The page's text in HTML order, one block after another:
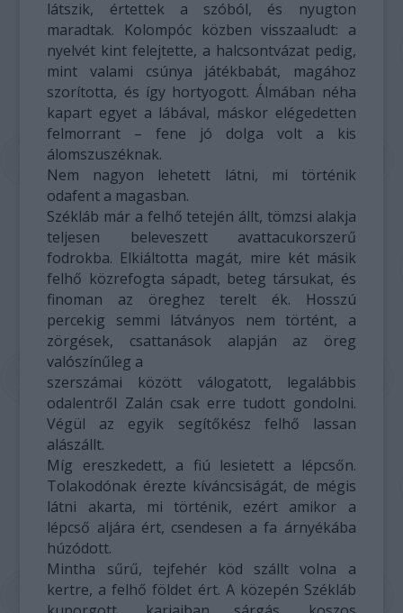
látszik, értettek a szóból, és nyugton
maradtak. Kolompóc közben visszaaludt: a
nyelvét kint felejtette, a halcsontvázat pedig,
mint valami csúnya játékbabát, magához
szorította, és így hortyogott. Álmában néha
kapart egyet a lábával, máskor elégedetten
felmorrant – fene jó dolga volt a kis
álomszuszéknak.
Nem nagyon lehetett látni, mi történik
odafent a magasban.
Székláb már a felhő tetején állt, tömzsi alakja
teljesen beleveszett avattacukorszerű
fodrokba. Elkiáltotta magát, mire két másik
felhő közrefogta sápadt, beteg társukat, és
finoman az öreghez terelt ék. Hosszú
percekig semmi látványos nem történt, a
zörgések, csattanások alapján az öreg
valószínűleg a
szerszámai között válogatott, legalábbis
odalentről Zalán csak erre tudott gondolni.
Végül az egyik segítőkész felhő lassan
alászállt.
Míg ereszkedett, a fiú lesietett a lépcsőn.
Tolakodónak érezte kíváncsiságát, de mégis
látni akarta, mi történik, ezért amikor a
lépcső aljára ért, csendesen a fa árnyékába
húzódott.
Mintha sűrű, tejfehér köd szállt volna a
kertre, a felhő földet ért. A közepén Székláb